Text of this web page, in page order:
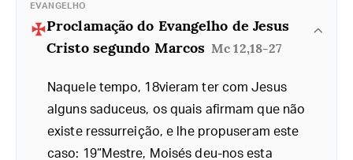
EVANGELHO
Proclamação do Evangelho de Jesus
Cristo segundo Marcos Mc 12,18-27
Naquele tempo, 18vieram ter com Jesus
alguns saduceus, os quais afirmam que não
existe ressurreição, e lhe propuseram este
caso: 19“Mestre, Moisés deu-nos esta